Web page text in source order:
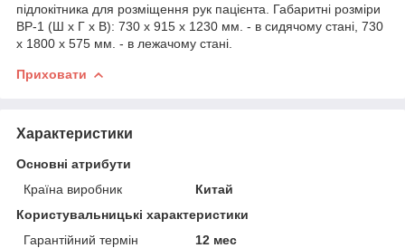
підлокітника для розміщення рук пацієнта. Габаритні розміри
ВР-1 (Ш х Г х В): 730 х 915 х 1230 мм. - в сидячому стані, 730
х 1800 х 575 мм. - в лежачому стані.
Приховати
Характеристики
Основні атрибути
Країна виробник
Китай
Користувальницькі характеристики
Гарантійний термін
12 мес